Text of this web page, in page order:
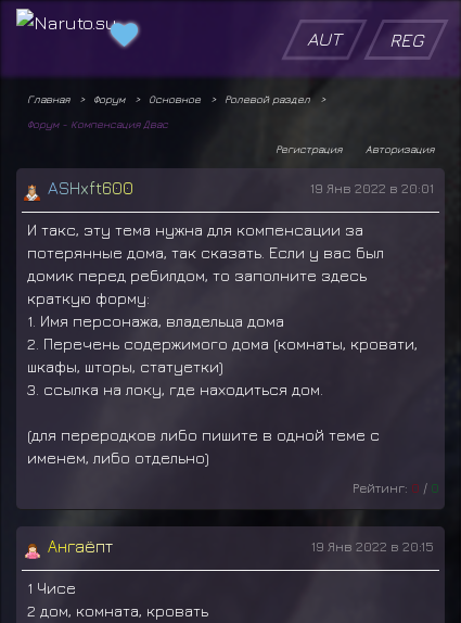
AUT REG
Главная Форум Основное
Ролевой раздел
Форум - Компенсация Двас
Авторизация
Регистрация
ASHxft600 19 Янв 2022 в 20:01
И такс, эту тема нужна для компенсации за
потерянные дома, так сказать. Если у вас был
домик перед ребилдом, то заполните здесь
краткую форму:
1. Имя персонажа, владельца дома
2. Перечень содержимого дома (комнаты, кровати,
шкафы, шторы, статуетки)
3. ссылка на локу, где находиться дом.
(для переродков либо пишите в одной теме с
именем, либо отдельно)
Рейтинг: 0 / 0
Ангаёпт 19 Янв 2022 в 20:15
1 Чисе
2 дом, комната, кровать